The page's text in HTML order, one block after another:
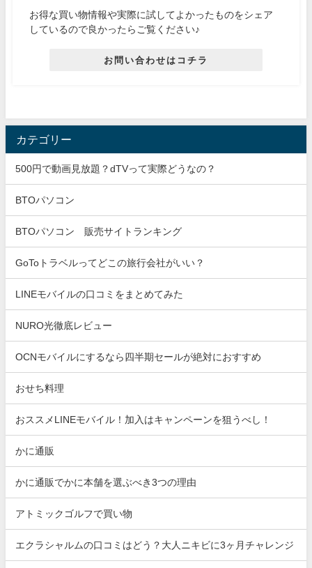
お得な買い物情報や実際に試してよかったものをシェア
しているので良かったらご覧ください♪
お問い合わせはコチラ
カテゴリー
500円で動画見放題？dTVって実際どうなの？
BTOパソコン
BTOパソコン 販売サイトランキング
GoToトラベルってどこの旅行会社がいい？
LINEモバイルの口コミをまとめてみた
NURO光徹底レビュー
OCNモバイルにするなら四半期セールが絶対におすすめ
おせち料理
おススメLINEモバイル！加入はキャンペーンを狙うべし！
かに通販
かに通販でかに本舗を選ぶべき3つの理由
アトミックゴルフで買い物
エクラシャルムの口コミはどう？大人ニキビに3ヶ月チャレンジ